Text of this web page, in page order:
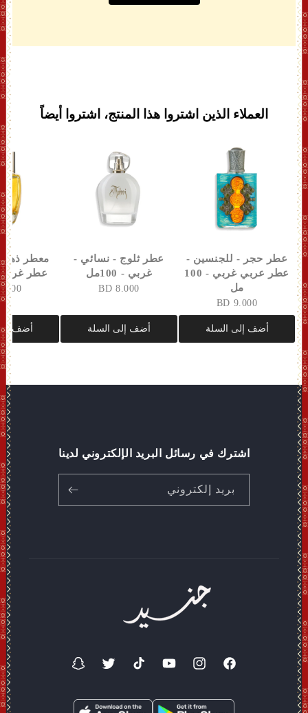
العملاء الذين اشتروا هذا المنتج، اشتروا أيضاً
عطر حجر - للجنسين -
عطر عربي غربي - 100
مل
9.000 BD
أضف إلى السلة
عطر ثلوج - نسائي -
غربي - 100مل
8.000 BD
أضف إلى السلة
معطر
عطر غربي -
BD
أضف
اشترك في رسائل البريد الإلكتروني لدينا
بريد إلكتروني
فيسبوكانستغرامموقع
تيك
تويتر
سناب